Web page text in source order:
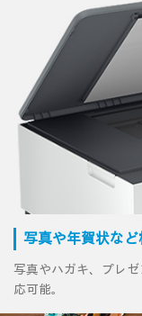
写真や年賀状な
写真やハガキ、プレ
応可能。